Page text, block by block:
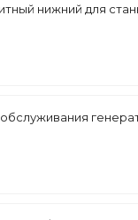
нижний для